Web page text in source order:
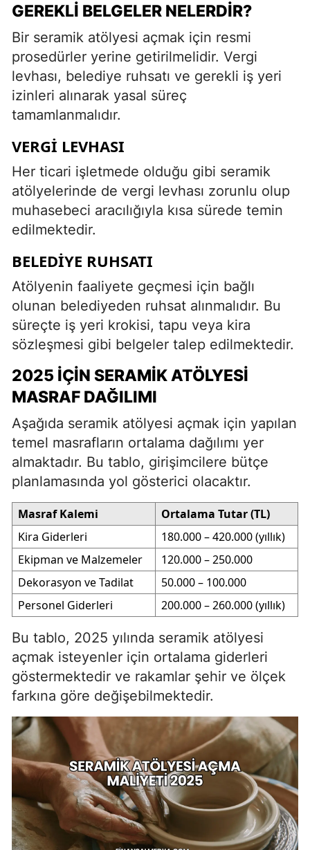
GEREKLI BELGELER NELERDIR?
Bir seramik atölyesi açmak için resmi
prosedürler yerine getirilmelidir. Vergi
levhası, belediye ruhsatı ve gerekli iş yeri
izinleri alınarak yasal süreç
tamamlanmalıdır.
VERGI LEVHASI
Her ticari işletmede olduğu gibi seramik
atölyelerinde de vergi levhası zorunlu olup
muhasebeci aracılığıyla kısa sürede temin
edilmektedir.
BELEDIYE RUHSATI
Atölyenin faaliyete geçmesi için bağlı
olunan belediyeden ruhsat alınmalıdır. Bu
süreçte iş yeri krokisi, tapu veya kira
sözleşmesi gibi belgeler talep edilmektedir.
2025 İÇIN SERAMIK ATÖLYESI
MASRAF DAĞILIMI
Aşağıda seramik atölyesi açmak için yapılan
temel masrafların ortalama dağılımı yer
almaktadır. Bu tablo, girişimcilere bütçe
planlamasında yol gösterici olacaktır.
Masraf Kalemi
Ortalama Tutar (TL)
Kira Giderleri
180.000 – 420.000 (yıllık)
Ekipman ve Malzemeler
120.000 – 250.000
Dekorasyon ve Tadilat
50.000 – 100.000
Personel Giderleri
200.000 – 260.000 (yıllık)
Bu tablo, 2025 yılında seramik atölyesi
açmak isteyenler için ortalama giderleri
göstermektedir ve rakamlar şehir ve ölçek
farkına göre değişebilmektedir.